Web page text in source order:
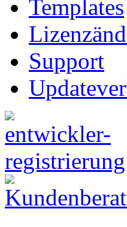
Templates
Support